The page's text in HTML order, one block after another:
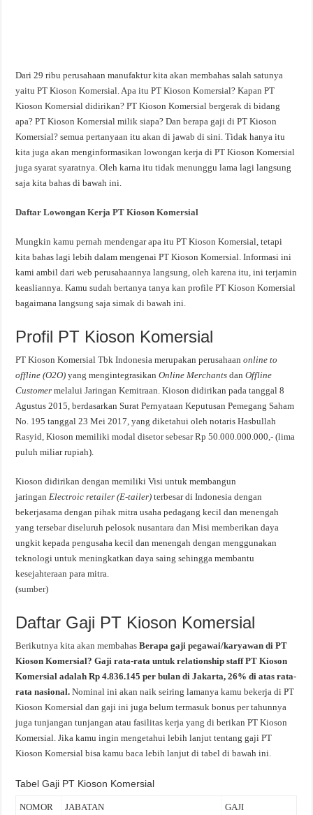
Dari 29 ribu perusahaan manufaktur kita akan membahas salah satunya
yaitu PT Kioson Komersial. Apa itu PT Kioson Komersial? Kapan PT
Kioson Komersial didirikan? PT Kioson Komersial bergerak di bidang
apa? PT Kioson Komersial milik siapa? Dan berapa gaji di PT Kioson
Komersial? semua pertanyaan itu akan di jawab di sini. Tidak hanya itu
kita juga akan menginformasikan lowongan kerja di PT Kioson Komersial
juga syarat syaratnya. Oleh karna itu tidak menunggu lama lagi langsung
saja kita bahas di bawah ini.
Daftar Lowongan Kerja PT Kioson Komersial
Mungkin kamu pernah mendengar apa itu PT Kioson Komersial, tetapi
kita bahas lagi lebih dalam mengenai PT Kioson Komersial. Informasi ini
kami ambil dari web perusahaannya langsung, oleh karena itu, ini terjamin
keasliannya. Kamu sudah bertanya tanya kan profile PT Kioson Komersial
bagaimana langsung saja simak di bawah ini.
Profil PT Kioson Komersial
PT Kioson Komersial Tbk Indonesia merupakan perusahaanonline to
offline (O2O)yang mengintegrasikanOnline Merchants danOffline
Customermelalui Jaringan Kemitraan. Kioson didirikan pada tanggal 8
Agustus 2015, berdasarkan Surat Pernyataan Keputusan Pemegang Saham
No. 195 tanggal 23 Mei 2017, yang diketahui oleh notaris Hasbullah
Rasyid, Kioson memiliki modal disetor sebesar Rp 50.000.000.000,- (lima
puluh miliar rupiah).
Kioson didirikan dengan memiliki Visi untuk membangun
jaringanElectroic retailer (E-tailer)terbesar di Indonesia dengan
bekerjasama dengan pihak mitra usaha pedagang kecil dan menengah
yang tersebar diseluruh pelosok nusantara dan Misi memberikan daya
ungkit kepada pengusaha kecil dan menengah dengan menggunakan
teknologi untuk meningkatkan daya saing sehingga membantu
kesejahteraan para mitra.
(sumber)
Daftar Gaji PT Kioson Komersial
Berikutnya kita akan membahasBerapa gaji pegawai/karyawan di PT
Kioson Komersial? Gaji rata-rata untuk relationship staff PT Kioson
Komersial adalah Rp 4.836.145 per bulan di Jakarta, 26% di atas rata-
rata nasional.Nominal ini akan naik seiring lamanya kamu bekerja di PT
Kioson Komersial dan gaji ini juga belum termasuk bonus per tahunnya
juga tunjangan tunjangan atau fasilitas kerja yang di berikan PT Kioson
Komersial. Jika kamu ingin mengetahui lebih lanjut tentang gaji PT
Kioson Komersial bisa kamu baca lebih lanjut di tabel di bawah ini.
Tabel Gaji PT Kioson Komersial
NOMOR JABATAN GAJI